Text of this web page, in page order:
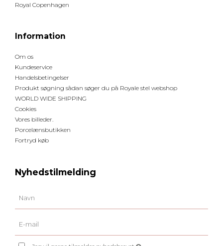
Royal Copenhagen
Information
Om os
Kundeservice
Handelsbetingelser
Produkt søgning sådan søger du på Royale stel webshop
WORLD WIDE SHIPPING
Cookies
Vores billeder.
Porcelænsbutikken
Fortryd køb
Nyhedstilmelding